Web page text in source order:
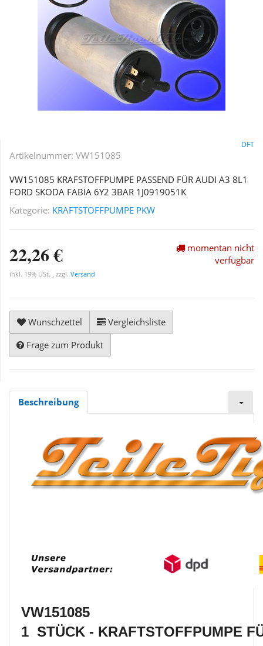
DFT
Artikelnummer: VW151085
VW151085 KRAFSTOFFPUMPE PASSEND FÜR AUDI A3 8L1
FORD SKODA FABIA 6Y2 3BAR 1J0919051K
Kategorie: KRAFTSTOFFPUMPE PKW
22,26 €
inkl. 19% USt. , zzgl. Versand
momentan nicht
verfügbar
Wunschzettel
Vergleichsliste
Frage zum Produkt
Beschreibung
VW151085
1 STÜCK - KRAFTSTOFFPUMPE